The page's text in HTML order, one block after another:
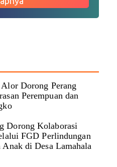
Dorong Perang
Perempuan dan
Dorong Kolaborasi
FGD Perlindungan
Anak di Desa Lamahala